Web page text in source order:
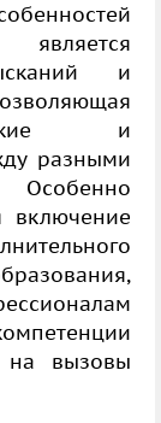
является
и
и
разными
Особенно
включение
на вызовы